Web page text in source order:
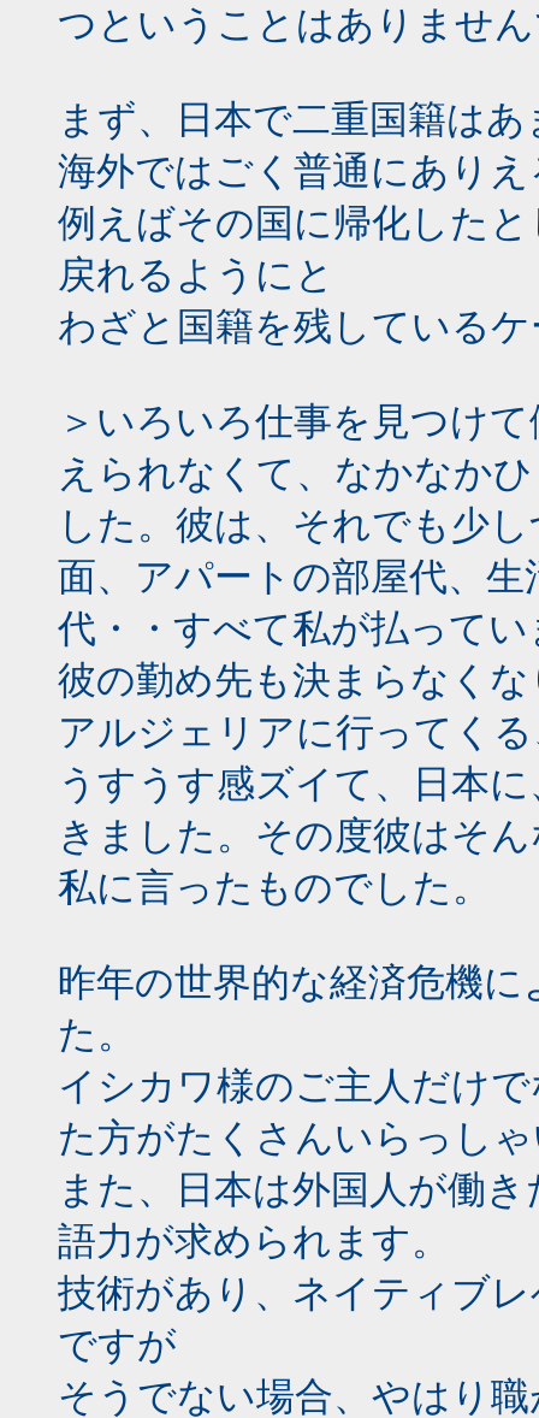
つということはありませ
まず、日本で二重国籍は
海外ではごく普通にあり
例えばその国に帰化した
戻れるようにと
わざと国籍を残している
＞いろいろ仕事を見つけ
えられなくて、なかなか
した。彼は、それでも少
面、アパートの部屋代、
代・・すべて私が払って
彼の勤め先も決まらなく
アルジェリアに行ってく
うすうす感ズイて、日本
きました。その度彼はそ
私に言ったものでした。
昨年の世界的な経済危機
た。
イシカワ様のご主人だけ
た方がたくさんいらっし
また、日本は外国人が働
語力が求められます。
技術があり、ネイティブ
ですが
そうでない場合、やはり